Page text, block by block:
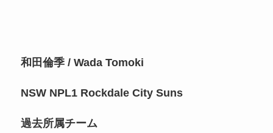
和田倫季 / Wada Tomoki
NSW NPL1 Rockdale City Suns
過去所属チーム